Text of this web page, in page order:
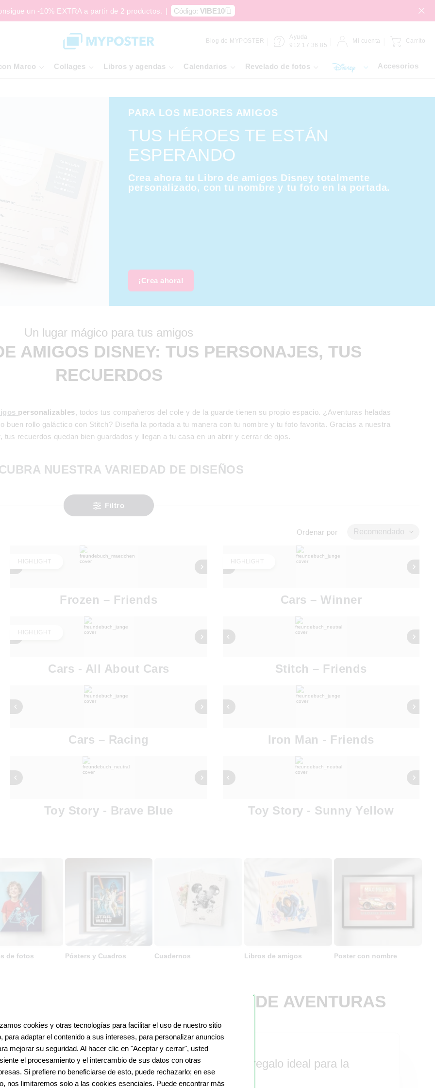
cookies y otras tecnologías para facilitar el uso de nuestro sitio
para adaptar el contenido a sus intereses, para personalizar anuncios
mejorar su seguridad. Al hacer clic en "Aceptar y cerrar", usted
el procesamiento y el intercambio de sus datos con otras
Si prefiere no beneficiarse de esto, puede rechazarlo; en ese
nos limitaremos solo a las cookies esenciales. Puede encontrar más
un -10% EXTRA a partir de 2 productos. | Código: VIBE10
Blog de MYPOSTER
Ayuda
912 17 36 85
Mi cuenta Carrito
Marco Collages Libros y agendas Calendarios Revelado de fotos Accesorios
PARA LOS MEJORES AMIGOS
TUS HÉROES TE ESTÁN
ESPERANDO
Crea ahora tu Libro de amigos Disney totalmente
personalizado, con tu nombre y tu foto en la portada.
¡Crea ahora!
Un lugar mágico para tus amigos
AMIGOS DISNEY: TUS PERSONAJES, TUS
RECUERDOS
personalizables, todos tus compañeros del cole y de la guarde tienen su propio espacio. ¿Aventuras heladas
buen rollo galáctico con Stitch? Diseña la portada a tu manera con tu nombre y tu foto favorita. Gracias a nuestra
recuerdos quedan bien guardados y llegan a tu casa en un abrir y cerrar de ojos.
NUESTRA VARIEDAD DE DISEÑOS
Filtro
Ordenar por Recomendado
HIGHLIGHT
Frozen – Friends
HIGHLIGHT
Cars – Winner
HIGHLIGHT
Cars - All About Cars Stitch – Friends
Cars – Racing Iron Man - Friends
Toy Story - Brave Blue Toy Story - Sunny Yellow
de fotos Pósters y Cuadros Cuadernos Libros de amigos Poster con nombre
DISNEY: UN TESORO LLENO DE AVENTURAS
Por qué los libros de amigos Disney son el regalo ideal para la
vuelta al cole o al jardín de infancia